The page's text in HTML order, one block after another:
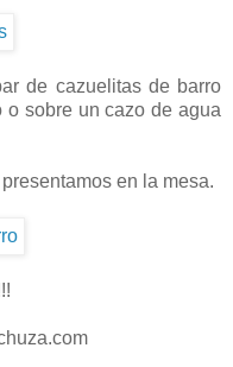
de cazuelitas de barro
o sobre un cazo de agua
en la mesa.